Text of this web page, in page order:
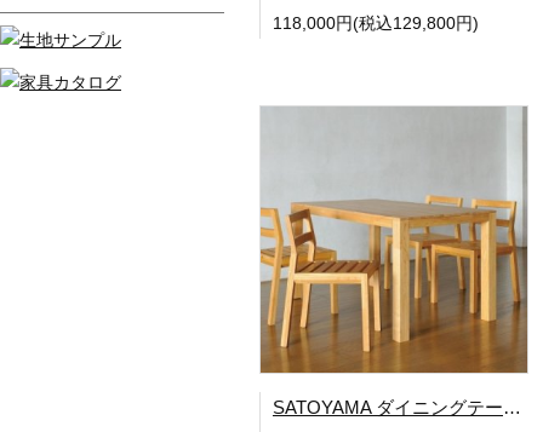
118,000円(税込129,800円)
SATOYAMA ダイニングテーブル W1500